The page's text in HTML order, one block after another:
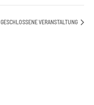
GESCHLOSSENE VERANSTALTUNG